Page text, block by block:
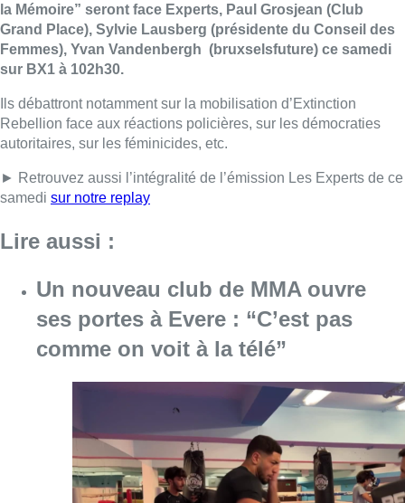
la Mémoire” seront face Experts, Paul Grosjean (Club
Grand Place), Sylvie Lausberg (présidente du Conseil des
Femmes), Yvan Vandenbergh (bruxselsfuture) ce samedi
sur BX1 à 102h30.
Ils débattront notamment sur la mobilisation d’Extinction
Rebellion face aux réactions policières, sur les démocraties
autoritaires, sur les féminicides, etc.
► Retrouvez aussi l’intégralité de l’émission Les Experts de ce
samedi sur notre replay
Lire aussi :
Un nouveau club de MMA ouvre
ses portes à Evere : “C’est pas
comme on voit à la télé”